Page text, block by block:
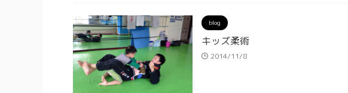
blog
キッズ柔術
2014/11/8